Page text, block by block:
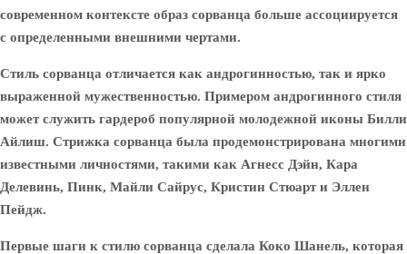
современном контексте образ сорванца больше ассоциируется
с определенными внешними чертами.
Стиль сорванца отличается как андрогинностью, так и ярко
выраженной мужественностью. Примером андрогинного стиля
может служить гардероб популярной молодежной иконы Билли
Айлиш. Стрижка сорванца была продемонстрирована многими
известными личностями, такими как Агнесс Дэйн, Кара
Делевинь, Пинк, Майли Сайрус, Кристин Стюарт и Эллен
Пейдж.
Первые шаги к стилю сорванца сделала Коко Шанель, которая